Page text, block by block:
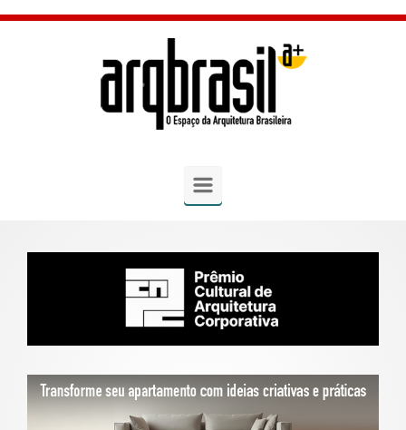
Skip to main content